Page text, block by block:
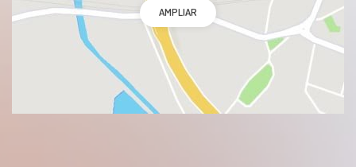
Absceso periamigdalino
Cáncer de tiroides
AMPLIAR